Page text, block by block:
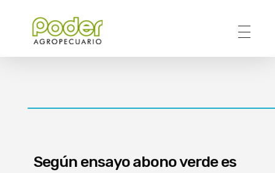
Según ensayo abono verde es